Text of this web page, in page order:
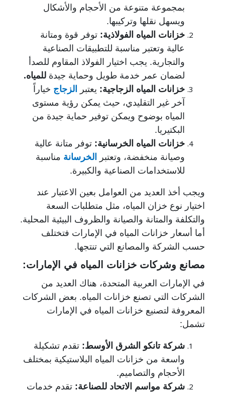
بمجموعة متنوعة من الأحجام والأشكال
ويسهل نقلها وتركيبها.
خزانات المياه الفولاذية: توفر قوة ومتانة
عالية وتعتبر مناسبة للتطبيقات الصناعية
والتجارية. يجب اختيار الفولاذ المقاوم للصدأ
لضمان عمر خدمة طويل وحماية جيدة للمياه.
خزانات المياه الزجاجية: يعتبر الزجاج خياراً
آخر غير التقليدي، حيث يمكن رؤية مستوى
المياه بوضوح ويمكن توفير حماية جيدة من
البكتيريا.
خزانات المياه الخرسانية: توفر متانة عالية
وصيانة منخفضة، وتعتبر
الخرسانة مناسبة
للاستخدامات الصناعية والكبيرة.
ويجب أخذ العديد من العوامل بعين الاعتبار عند
اختيار نوع خزان المياه، مثل متطلبات السعة
والتكلفة والمتانة والصيانة والظروف البيئية المحلية.
أما أسعار خزانات المياه في الإمارات فتختلف
حسب الشركة والمصانع التي تنتجها.
مصانع وشركات خزانات المياه في الإمارات:
في الإمارات العربية المتحدة، هناك العديد من
الشركات التي تصنع خزانات المياه. بعض الشركات
المعروفة لتصنيع خزانات المياه في الإمارات
تشمل:
شركة تانكو الشرق الأوسط: تقدم تشكيلة
واسعة من خزانات المياه البلاستيكية بمختلف
الأحجام والتصاميم.
شركة مواسم الاتحاد للصناعة: تقدم خدمات